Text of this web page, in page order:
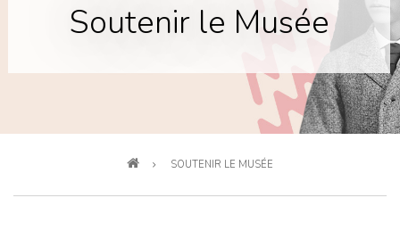
Soutenir le Musée
SOUTENIR LE MUSÉE